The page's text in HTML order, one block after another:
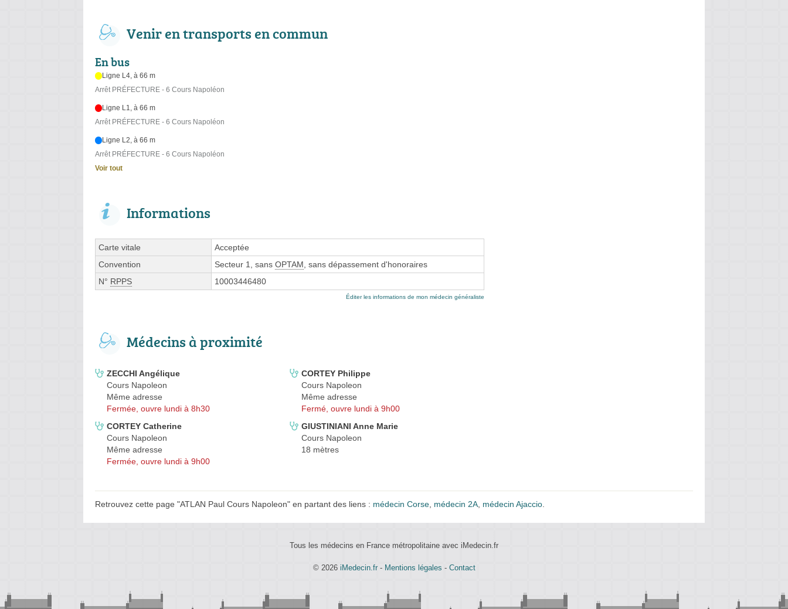
Venir en transports en commun
En bus
Ligne L4, à 66 m
Arrêt PRÉFECTURE - 6 Cours Napoléon
Ligne L1, à 66 m
Arrêt PRÉFECTURE - 6 Cours Napoléon
Ligne L2, à 66 m
Arrêt PRÉFECTURE - 6 Cours Napoléon
Voir tout
Informations
Carte vitale
Acceptée
Convention
Secteur 1, sans OPTAM, sans dépassement d'honoraires
N° RPPS 10003446480
Éditer les informations de mon médecin généraliste
Médecins à proximité
ZECCHI Angélique
Cours Napoleon
Même adresse
Fermée, ouvre lundi à 8h30
CORTEY Philippe
Cours Napoleon
Même adresse
Fermé, ouvre lundi à 9h00
CORTEY Catherine
Cours Napoleon
Même adresse
Fermée, ouvre lundi à 9h00
GIUSTINIANI Anne Marie
Cours Napoleon
18 mètres
Retrouvez cette page "ATLAN Paul Cours Napoleon" en partant des liens : médecin Corse, médecin 2A, médecin Ajaccio.
Tous les médecins en France métropolitaine avec iMedecin.fr
© 2026 iMedecin.fr - Mentions légales - Contact